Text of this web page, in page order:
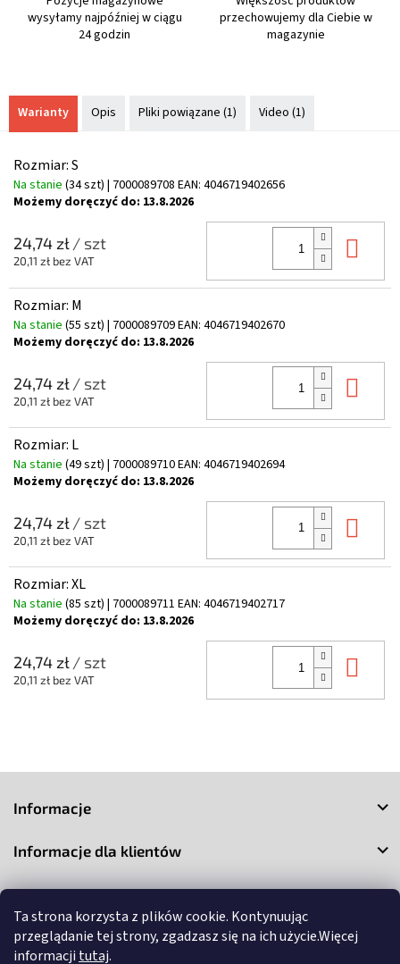
Ta strona korzysta z plików cookie. Kontynuując
przeglądanie tej strony, zgadzasz się na ich użycie.Więcej
informacji tutaj.
wysyłamy najpóźniej w ciągu
24 godzin
przechowujemy dla Ciebie w
magazynie
Warianty Opis Pliki powiązane (1) Video (1)
Rozmiar: S
Na stanie (34 szt) | 7000089708 EAN: 4046719402656
Możemy doręczyć do: 13.8.2026
24,74 zł/ szt
20,11 zł bez VAT
Rozmiar: M
Na stanie (55 szt) | 7000089709EAN: 4046719402670
Możemy doręczyć do: 13.8.2026
24,74 zł/ szt
20,11 zł bez VAT
Rozmiar: L
Na stanie (49 szt) | 7000089710EAN: 4046719402694
Możemy doręczyć do: 13.8.2026
24,74 zł/ szt
20,11 zł bez VAT
Rozmiar: XL
Na stanie (85 szt) | 7000089711 EAN: 4046719402717
Możemy doręczyć do: 13.8.2026
24,74 zł/ szt
20,11 zł bez VAT
Informacje
Informacje dla klientów
Kontakt